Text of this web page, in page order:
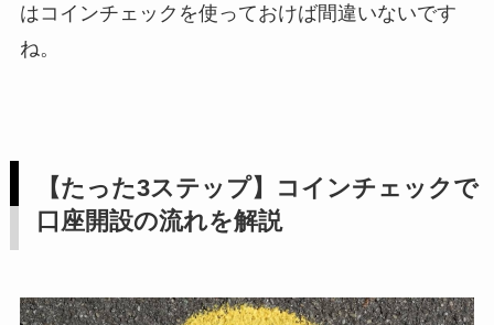
はコインチェックを使っておけば間違いないです
ね。
【たった3ステップ】コインチェックで
口座開設の流れを解説